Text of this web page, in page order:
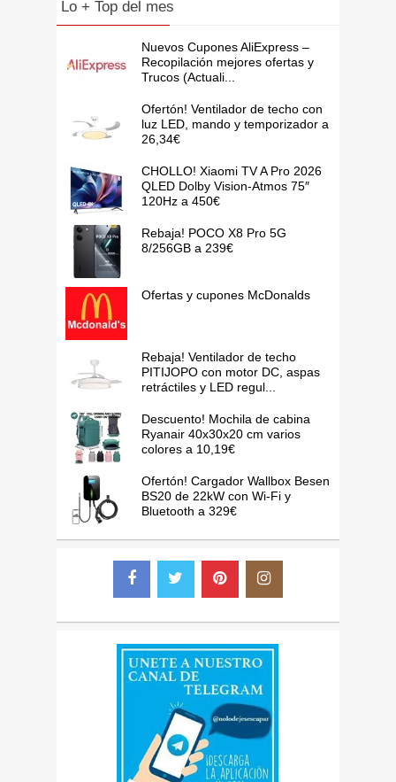
Lo + Top del mes
Nuevos Cupones AliExpress –
Recopilación mejores ofertas y
Trucos (Actuali...
Ofertón! Ventilador de techo con
luz LED, mando y temporizador a
26,34€
CHOLLO! Xiaomi TV A Pro 2026
QLED Dolby Vision-Atmos 75″
120Hz a 450€
Rebaja! POCO X8 Pro 5G
8/256GB a 239€
Ofertas y cupones McDonalds
Rebaja! Ventilador de techo
PITIJOPO con motor DC, aspas
retráctiles y LED regul...
Descuento! Mochila de cabina
Ryanair 40x30x20 cm varios
colores a 10,19€
Ofertón! Cargador Wallbox Besen
BS20 de 22kW con Wi-Fi y
Bluetooth a 329€